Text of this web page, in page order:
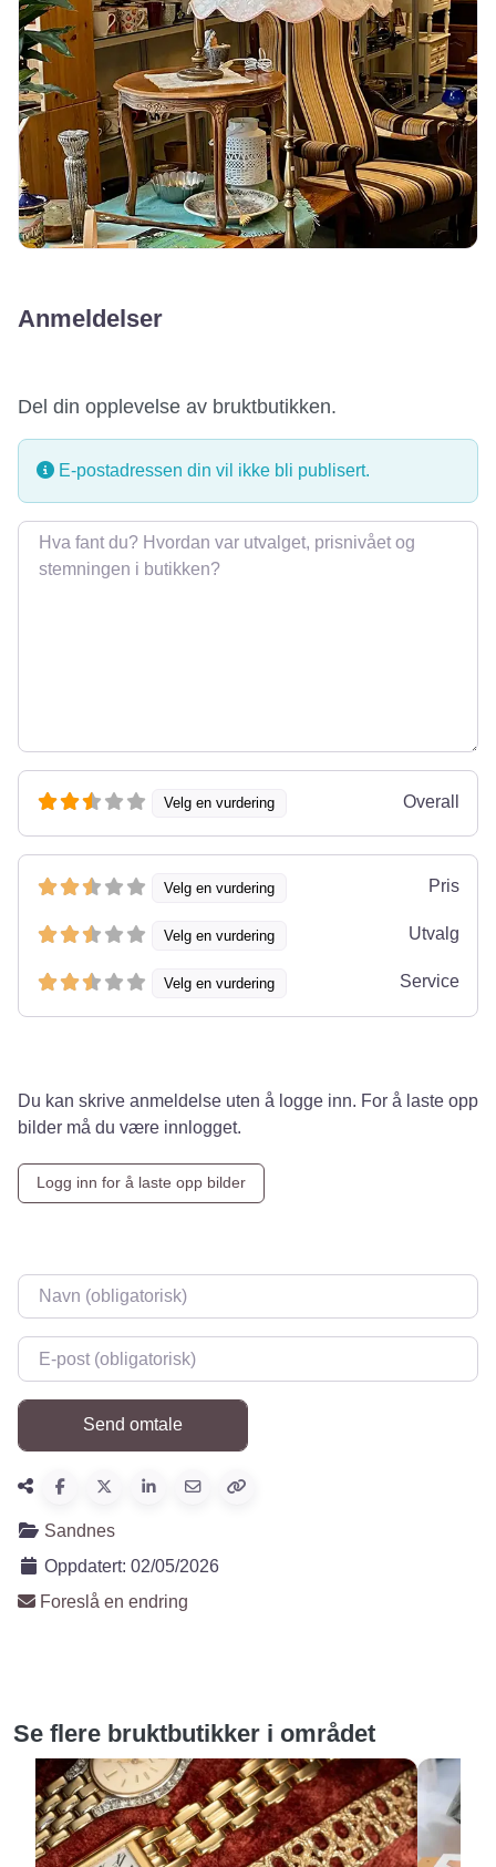
Anmeldelser
Del din opplevelse av bruktbutikken.
E-postadressen din vil ikke bli publisert.
Omtale
Velg en vurdering Overall
Velg en vurdering Pris
Velg en vurdering Utvalg
Velg en vurdering Service
Du kan skrive anmeldelse uten å logge inn. For å laste opp
bilder må du være innlogget.
Logg inn for å laste opp bilder
Navn
E-post
Sandnes
Oppdatert: 02/05/2026
Foreslå en endring
Se flere bruktbutikker i området